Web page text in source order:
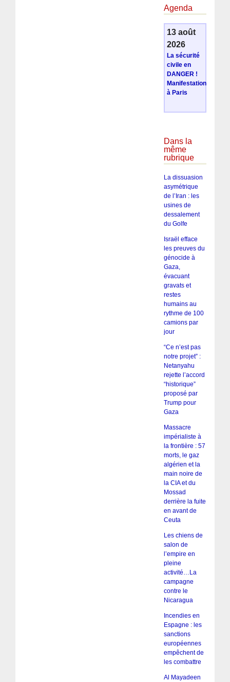
Agenda
13 août
2026
La sécurité
civile en
DANGER !
Manifestation
à Paris
Dans la
même
rubrique
La dissuasion
asymétrique
de l’Iran : les
usines de
dessalement
du Golfe
Israël efface
les preuves du
génocide à
Gaza,
évacuant
gravats et
restes
humains au
rythme de 100
camions par
jour
“Ce n’est pas
notre projet” :
Netanyahu
rejette l’accord
“historique”
proposé par
Trump pour
Gaza
Massacre
impérialiste à
la frontière : 57
morts, le gaz
algérien et la
main noire de
la CIA et du
Mossad
derrière la fuite
en avant de
Ceuta
Les chiens de
salon de
l’empire en
pleine
activité…La
campagne
contre le
Nicaragua
Incendies en
Espagne : les
sanctions
européennes
empêchent de
les combattre
Al Mayadeen